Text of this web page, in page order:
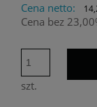
Cena netto:
Cena bez
szt.